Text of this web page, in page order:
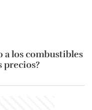
a los combustibles
precios?